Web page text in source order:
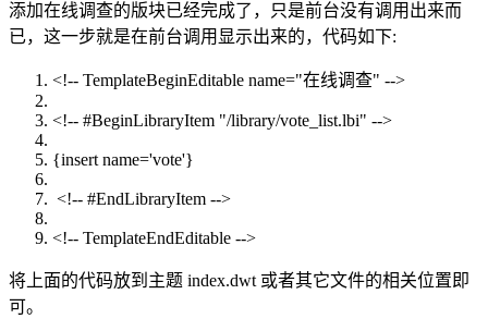
添加在线调查的版块已经完成了，只是前台没有调用出来而
已，这一步就是在前台调用显示出来的，代码如下:
<!-- TemplateBeginEditable name="在线调查" -->
<!-- #BeginLibraryItem "/library/vote_list.lbi" -->
{insert name='vote'}
<!-- #EndLibraryItem -->
<!-- TemplateEndEditable -->
将上面的代码放到主题 index.dwt 或者其它文件的相关位置即
可。